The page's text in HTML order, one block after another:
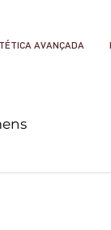
AVANÇADA